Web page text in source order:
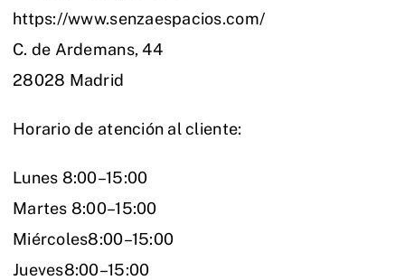
https://www.senzaespacios.com/
C. de Ardemans, 44
28028 Madrid
Horario de atención al cliente:
Lunes 8:00–15:00
Martes 8:00–15:00
Miércoles8:00–15:00
Jueves8:00–15:00